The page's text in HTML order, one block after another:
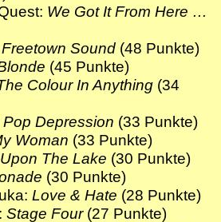
We Got It From Here …
Freetown Sound (48 Punkte)
(45 Punkte)
Colour In Anything (34
Depression (33 Punkte)
Woman (33 Punkte)
The Lake (30 Punkte)
(30 Punkte)
Love & Hate (28 Punkte)
Stage Four (27 Punkte)